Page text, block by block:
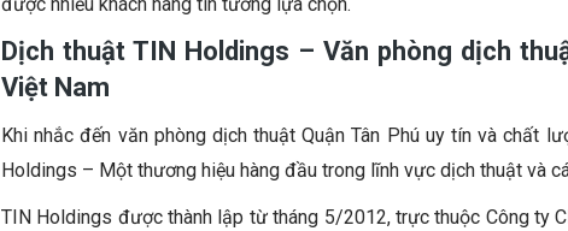
Dịch thuật TIN Holdings – Văn phòng dịch
Việt Nam
Khi nhắc đến văn phòng dịch thuật Quận Tân Phú uy tín và chất
Holdings – Một thương hiệu hàng đầu trong lĩnh vực dịch thuật và
TIN Holdings được thành lập từ tháng 5/2012, trực thuộc Công ty